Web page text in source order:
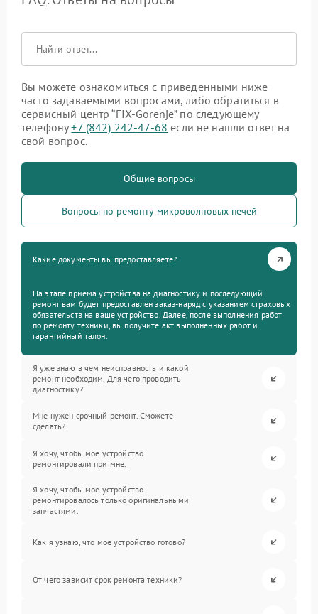
Вы можете ознакомиться с приведенными ниже
часто задаваемыми вопросами, либо обратиться в
сервисный центр “FIX-Gorenje” по следующему
телефону+7 (842) 242-47-68 если не нашли ответ на
свой вопрос.
Общие вопросы
Вопросы по ремонту микроволновых печей
Какие документы вы предоставляете?
На этапе приема устройства на диагностику и последующий
ремонт вам будет предоставлен заказ-наряд с указанием страховых
обязательств на ваше устройство. Далее, после выполнения работ
по ремонту техники, вы получите акт выполненных работ и
гарантийный талон.
Я уже знаю в чем неисправность и какой
ремонт необходим. Для чего проводить
диагностику?
Мне нужен срочный ремонт. Сможете
сделать?
Я хочу, чтобы мое устройство
ремонтировали при мне.
Я хочу, чтобы мое устройство
ремонтировалось только оригинальными
запчастями.
Как я узнаю, что мое устройство готово?
От чего зависит срок ремонта техники?